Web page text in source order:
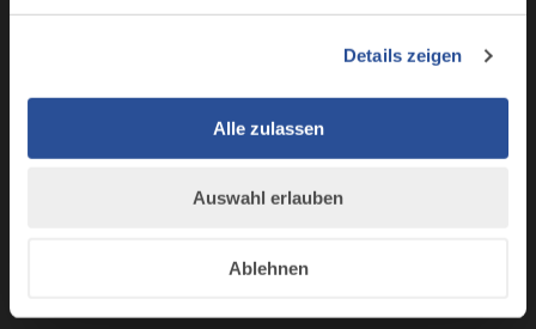
Details zeigen
Alle zulassen
Auswahl erlauben
Ablehnen
Business Service: Angebote für die Region
Innovation und Gründung
info@allgaeu.de